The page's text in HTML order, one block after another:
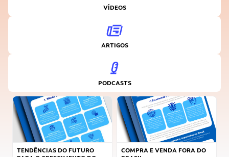
VÍDEOS
ARTIGOS
PODCASTS
TENDÊNCIAS DO FUTURO
COMPRA E VENDA FORA DO